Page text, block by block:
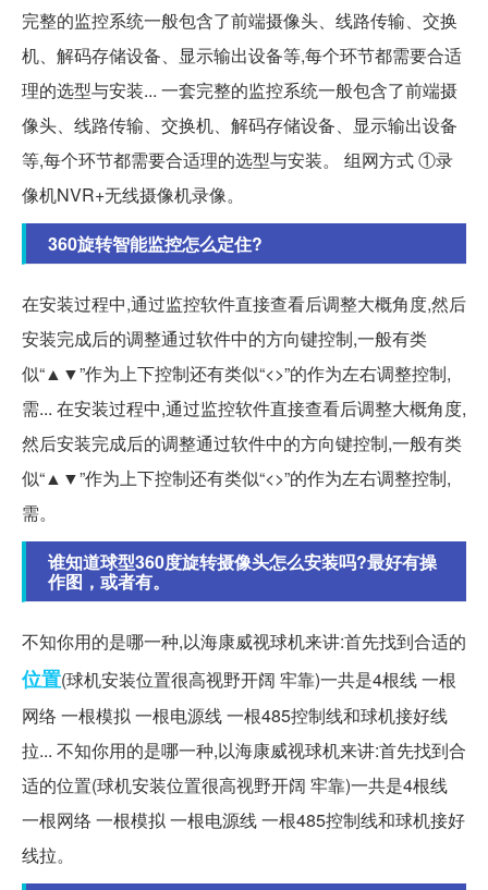
完整的监控系统一般包含了前端摄像头、线路传输、交换
机、解码存储设备、显示输出设备等,每个环节都需要合适
理的选型与安装... 一套完整的监控系统一般包含了前端摄
像头、线路传输、交换机、解码存储设备、显示输出设备
等,每个环节都需要合适理的选型与安装。 组网方式 ①录
像机NVR+无线摄像机录像。
360旋转智能监控怎么定住?
在安装过程中,通过监控软件直接查看后调整大概角度,然后
安装完成后的调整通过软件中的方向键控制,一般有类
似“▲▼”作为上下控制还有类似“<>”的作为左右调整控制,
需... 在安装过程中,通过监控软件直接查看后调整大概角度,
然后安装完成后的调整通过软件中的方向键控制,一般有类
似“▲▼”作为上下控制还有类似“<>”的作为左右调整控制,
需。
谁知道球型360度旋转摄像头怎么安装吗?最好有操
作图，或者有。
不知你用的是哪一种,以海康威视球机来讲:首先找到合适的
位置(球机安装位置很高视野开阔 牢靠)一共是4根线 一根
网络 一根模拟 一根电源线 一根485控制线和球机接好线
拉... 不知你用的是哪一种,以海康威视球机来讲:首先找到合
适的位置(球机安装位置很高视野开阔 牢靠)一共是4根线
一根网络 一根模拟 一根电源线 一根485控制线和球机接好
线拉。